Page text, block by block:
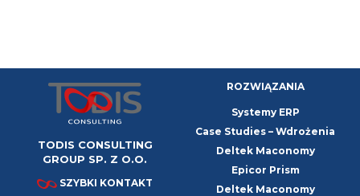
TODIS CONSULTING
GROUP SP. Z O.O.
SZYBKI KONTAKT
ROZWIĄZANIA
Systemy ERP
Case Studies – Wdrożenia
Deltek Maconomy
Epicor Prism
Deltek Maconomy